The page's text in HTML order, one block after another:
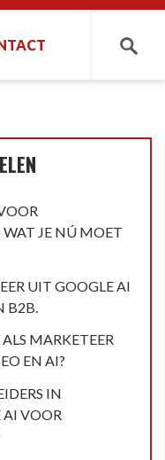
Zoeken
WAT JE NÚ MOET
UIT GOOGLE AI
B2B.
MARKETEER
EN AI?
IN
AI VOOR